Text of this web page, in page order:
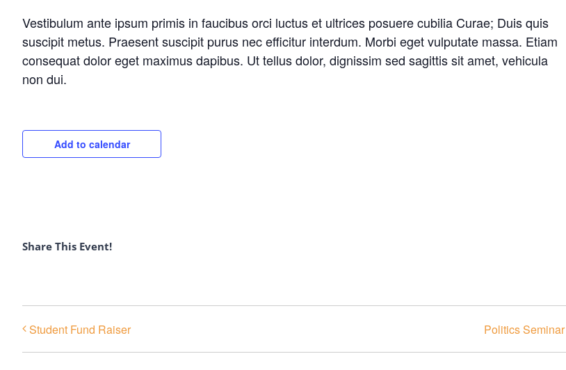
Vestibulum ante ipsum primis in faucibus orci luctus et ultrices posuere cubilia Curae; Duis quis
suscipit metus. Praesent suscipit purus nec efficitur interdum. Morbi eget vulputate massa. Etiam
consequat dolor eget maximus dapibus. Ut tellus dolor, dignissim sed sagittis sit amet, vehicula
non dui.
Add to calendar
Share This Event!
Student Fund Raiser Politics Seminar